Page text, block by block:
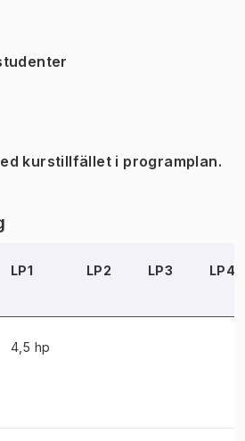
kurstillfället i programplan.
LP1 LP2 LP3 LP4
4,5 hp